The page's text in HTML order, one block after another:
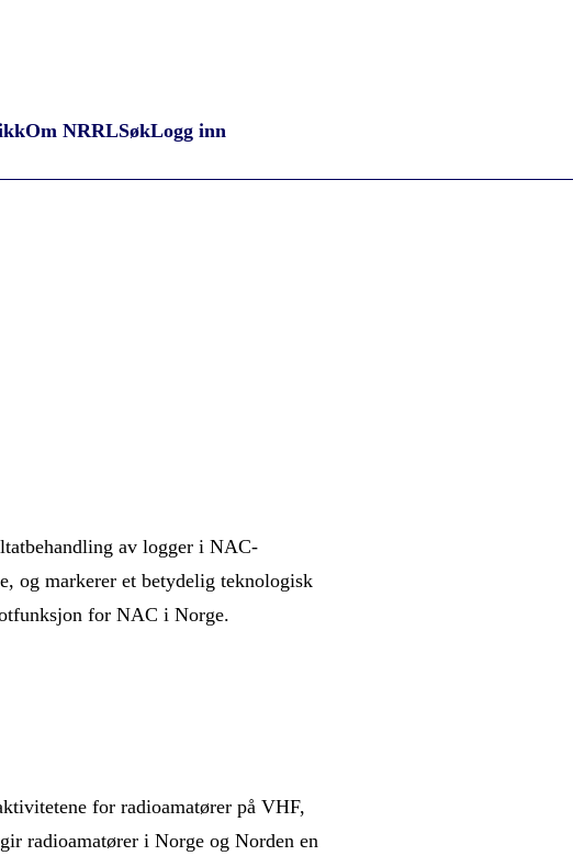
Om NRRLSøkLogg inn
av logger i NAC-
og markerer et betydelig teknologisk
for NAC i Norge.
for radioamatører på VHF,
radioamatører i Norge og Norden en